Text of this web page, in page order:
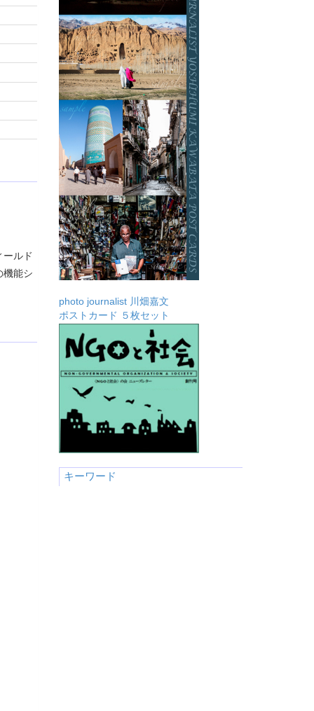
ルド
機能シ
photo journalist 川畑嘉文
ポストカード ５枚セット
キーワード